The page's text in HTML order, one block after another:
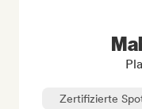
Zertifizierte